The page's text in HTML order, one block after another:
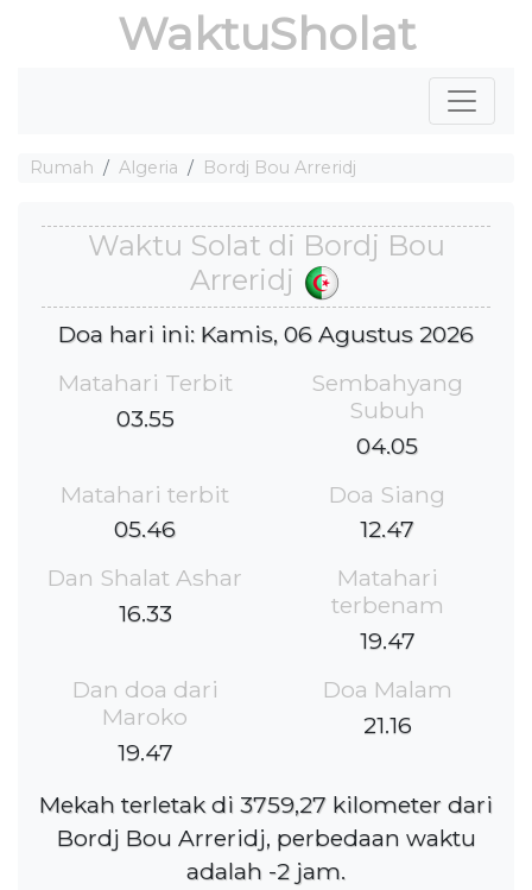
WaktuSholat
Rumah Algeria Bordj Bou Arreridj
Waktu Solat di Bordj Bou
Arreridj
Doa hari ini: Kamis, 06 Agustus 2026
Matahari Terbit
03.55
Sembahyang
Subuh
04.05
Matahari terbit
05.46
Doa Siang
12.47
Dan Shalat Ashar
16.33
Matahari
terbenam
19.47
Dan doa dari
Maroko
19.47
Doa Malam
21.16
Mekah terletak di 3759,27 kilometer dari
Bordj Bou Arreridj, perbedaan waktu
adalah -2 jam.